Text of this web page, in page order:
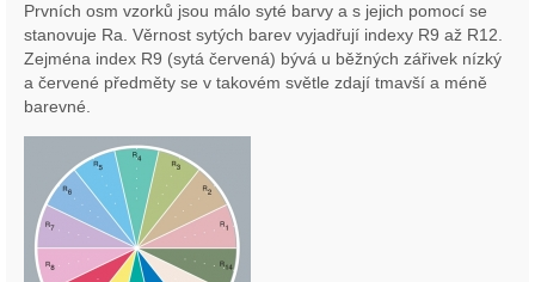
Prvních osm vzorků jsou málo syté barvy a s jejich pomocí se
stanovuje Ra. Věrnost sytých barev vyjadřují indexy R9 až R12.
Zejména index R9 (sytá červená) bývá u běžných zářivek nízký
a červené předměty se v takovém světle zdají tmavší a méně
barevné.